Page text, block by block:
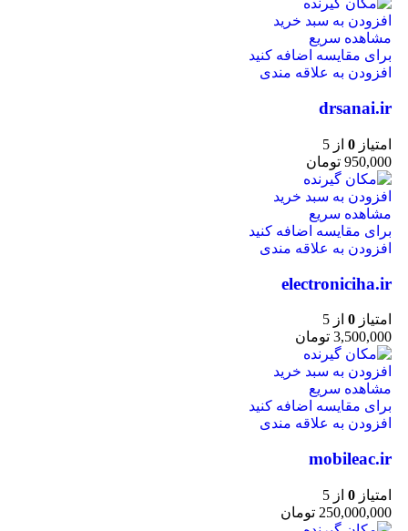
افزودن به سبد خرید
مشاهده سریع
برای مقایسه اضافه کنید
افزودن به علاقه مندی
drsanai.ir
امتیاز 0 از 5
950,000 تومان
افزودن به سبد خرید
مشاهده سریع
برای مقایسه اضافه کنید
افزودن به علاقه مندی
electroniciha.ir
امتیاز 0 از 5
3,500,000 تومان
افزودن به سبد خرید
مشاهده سریع
برای مقایسه اضافه کنید
افزودن به علاقه مندی
mobileac.ir
امتیاز 0 از 5
250,000,000 تومان